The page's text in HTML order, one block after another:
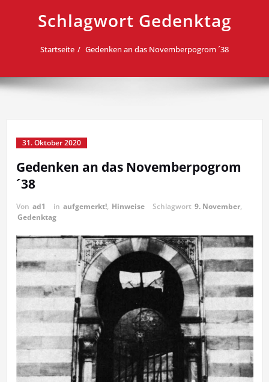
Schlagwort Gedenktag
Startseite Gedenken an das Novemberpogrom ´38
31. Oktober 2020
Gedenken an das Novemberpogrom
´38
Von ad1 in aufgemerkt!, Hinweise Schlagwort 9. November,
Gedenktag